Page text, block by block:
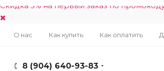
Скидка 5% на первый заказ по промокоду
О нас Как купить Как оплатить
8 (904) 640-93-83